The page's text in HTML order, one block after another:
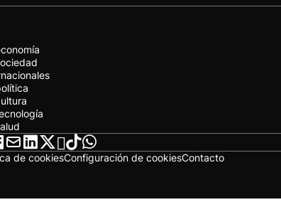
de cookiesConfiguración de cookiesContacto